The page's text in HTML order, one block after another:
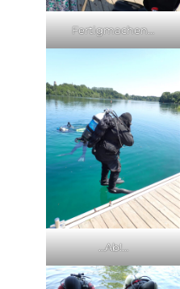
Fertigmachen…
…Ab!…